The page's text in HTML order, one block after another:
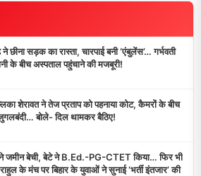
छीना सड़क का रास्ता, चारपाई बनी ‘एंबुलेंस’… गर्भवती
के बीच अस्पताल पहुंचाने की मजबूरी!
शेरावत ने तेज प्रताप को पहनाया कोट, कैमरों के बीच
बोले- दिल थामकर बैठिए!
जमीन बेची, बेटे ने B.Ed.-PG-CTET किया… फिर भी
के मंच पर बिहार के युवाओं ने सुनाई ‘भर्ती इंतजार’ की